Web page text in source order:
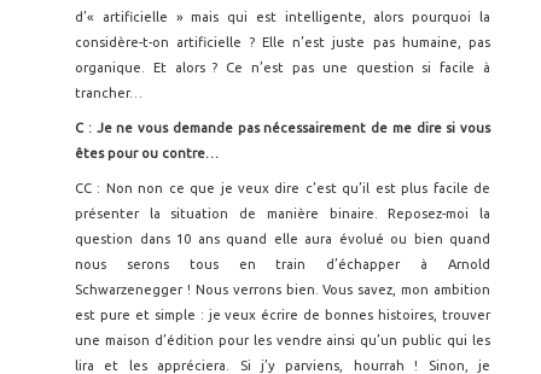
d’« artificielle » mais qui est intelligente, alors pourquoi la
considère-t-on artificielle ? Elle n’est juste pas humaine, pas
organique. Et alors ? Ce n’est pas une question si facile à
trancher…
C : Je ne vous demande pas nécessairement de me dire si vous
êtes pour ou contre…
CC : Non non ce que je veux dire c’est qu’il est plus facile de
présenter la situation de manière binaire. Reposez-moi la
question dans 10 ans quand elle aura évolué ou bien quand
nous serons tous en train d’échapper à Arnold
Schwarzenegger ! Nous verrons bien. Vous savez, mon ambition
est pure et simple : je veux écrire de bonnes histoires, trouver
une maison d’édition pour les vendre ainsi qu’un public qui les
lira et les appréciera. Si j’y parviens, hourrah ! Sinon, je